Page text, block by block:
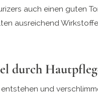
auch einen guten
ausreichend
durch
und